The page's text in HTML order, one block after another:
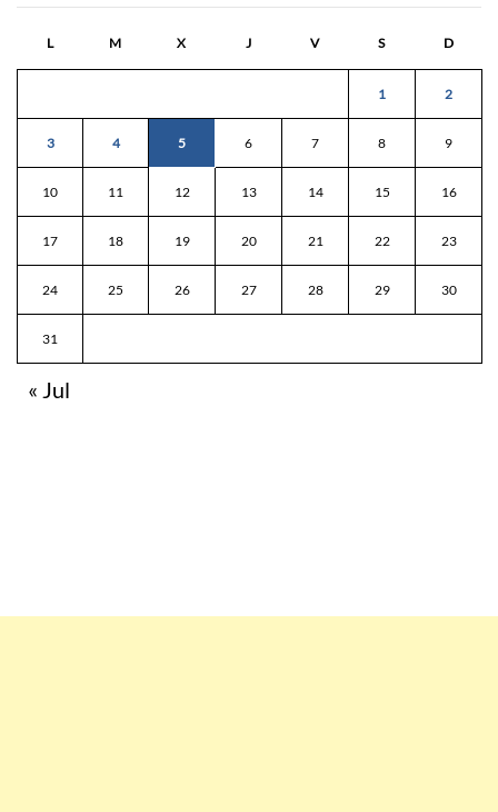
L M X J V S D
1 2
3 4 5 6 7 8 9
10 11 12 13 14 15 16
17 18 19 20 21 22 23
24 25 26 27 28 29 30
31
« Jul